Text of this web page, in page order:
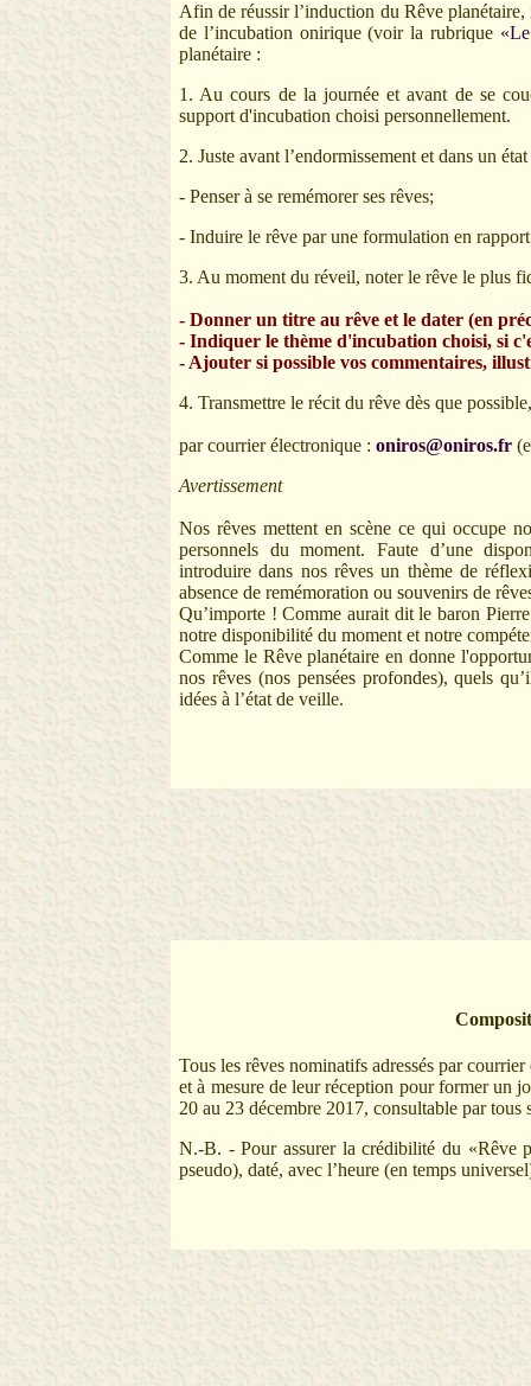
Afin de réussir l’induction du Rêve
de l’incubation onirique (voir la rubrique
planétaire :
1. Au cours de la journée et avant de se
support d'incubation choisi personnellement.
2. Juste avant l’endormissement et dans un
- Penser à se remémorer ses rêves;
- Induire le rêve par une formulation en
3. Au moment du réveil, noter le rêve le plus
- Donner un titre au rêve et le dater (en
- Indiquer le thème d'incubation choisi, si
- Ajouter si possible vos commentaires,
4. Transmettre le récit du rêve dès que
par courrier électronique : oniros@oniros.fr
Avertissement
Nos rêves mettent en scène ce qui occupe
personnels du moment. Faute d’une
introduire dans nos rêves un thème de
absence de remémoration ou souvenirs de
Qu’importe ! Comme aurait dit le baron
notre disponibilité du moment et notre
Comme le Rêve planétaire en donne
nos rêves (nos pensées profondes), quels
idées à l’état de veille.
Tous les rêves nominatifs adressés par
et à mesure de leur réception pour former un
20 au 23 décembre 2017, consultable par tous
N.-B. - Pour assurer la crédibilité du «Rêve
pseudo), daté, avec l’heure (en temps